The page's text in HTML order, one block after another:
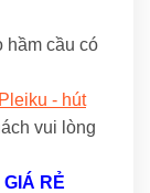
cầu có
- hút
vui lòng
GIÁ RẺ